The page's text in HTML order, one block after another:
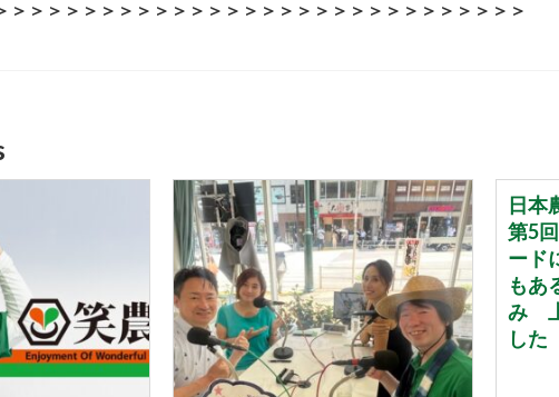
＞＞＞＞＞＞＞＞＞＞＞＞＞＞＞＞＞＞＞＞＞＞＞＞＞＞＞＞＞
日本
第5
ード
もあ
み
した